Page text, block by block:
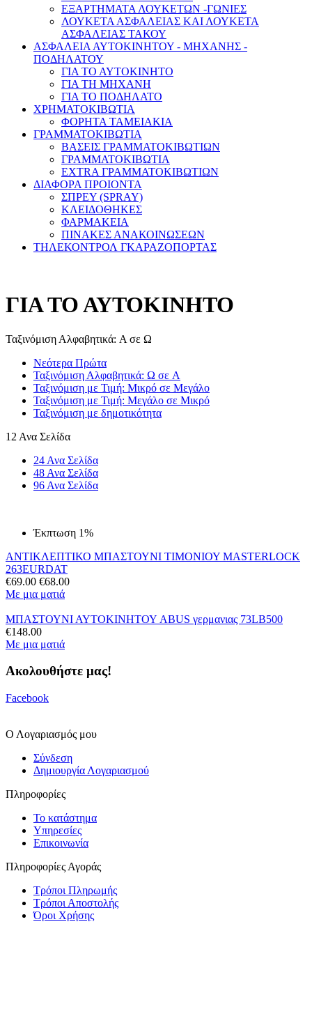
ΕΞΑΡΤΗΜΑΤΑ ΛΟΥΚΕΤΩΝ -ΓΩΝΙΕΣ
ΛΟΥΚΕΤΑ ΑΣΦΑΛΕΙΑΣ ΚΑΙ ΛΟΥΚΕΤΑ
ΑΣΦΑΛΕΙΑΣ ΤΑΚΟΥ
ΑΣΦΑΛΕΙΑ ΑΥΤΟΚΙΝΗΤΟΥ - ΜΗΧΑΝΗΣ -
ΠΟΔΗΛΑΤΟΥ
ΓΙΑ ΤΟ ΑΥΤΟΚΙΝΗΤΟ
ΓΙΑ ΤΗ ΜΗΧΑΝΗ
ΓΙΑ ΤΟ ΠΟΔΗΛΑΤΟ
ΧΡΗΜΑΤΟΚΙΒΩΤΙΑ
ΦΟΡΗΤΑ ΤΑΜΕΙΑΚΙΑ
ΓΡΑΜΜΑΤΟΚΙΒΩΤΙΑ
ΒΑΣΕΙΣ ΓΡΑΜΜΑΤΟΚΙΒΩΤΙΩΝ
ΓΡΑΜΜΑΤΟΚΙΒΩΤΙΑ
EXTRA ΓΡΑΜΜΑΤΟΚΙΒΩΤΙΩΝ
ΔΙΑΦΟΡΑ ΠΡΟΙΟΝΤΑ
ΣΠΡΕΥ (SPRAY)
ΚΛΕΙΔΟΘΗΚΕΣ
ΦΑΡΜΑΚΕΙΑ
ΠΙΝΑΚΕΣ ΑΝΑΚΟΙΝΩΣΕΩΝ
ΤΗΛΕΚΟΝΤΡΟΛ ΓΚΑΡΑΖΟΠΟΡΤΑΣ
ΓΙΑ ΤΟ ΑΥΤΟΚΙΝΗΤΟ
Ταξινόμιση Αλφαβητικά: A σε Ω
Νεότερα Πρώτα
Ταξινόμιση Αλφαβητικά: Ω σε A
Ταξινόμιση με Τιμή: Μικρό σε Μεγάλο
Ταξινόμιση με Τιμή: Μεγάλο σε Μικρό
Ταξινόμιση με δημοτικότητα
12 Ανα Σελίδα
24 Ανα Σελίδα
48 Ανα Σελίδα
96 Ανα Σελίδα
Έκπτωση 1%
ΑΝΤΙΚΛΕΠΤΙΚΟ ΜΠΑΣΤΟΥΝΙ ΤΙΜΟΝΙΟΥ MASTERLOCK
263EURDAT
€69.00 €68.00
Με μια ματιά
ΜΠΑΣΤΟΥΝΙ ΑΥΤΟΚΙΝΗΤΟΥ ABUS γερμανιας 73LB500
€148.00
Με μια ματιά
Ακολουθήστε μας!
Facebook
Ο Λογαριασμός μου
Σύνδεση
Δημιουργία Λογαριασμού
Πληροφορίες
Το κατάστημα
Υπηρεσίες
Επικοινωνία
Πληροφορίες Αγοράς
Τρόποι Πληρωμής
Τρόποι Αποστολής
Όροι Χρήσης